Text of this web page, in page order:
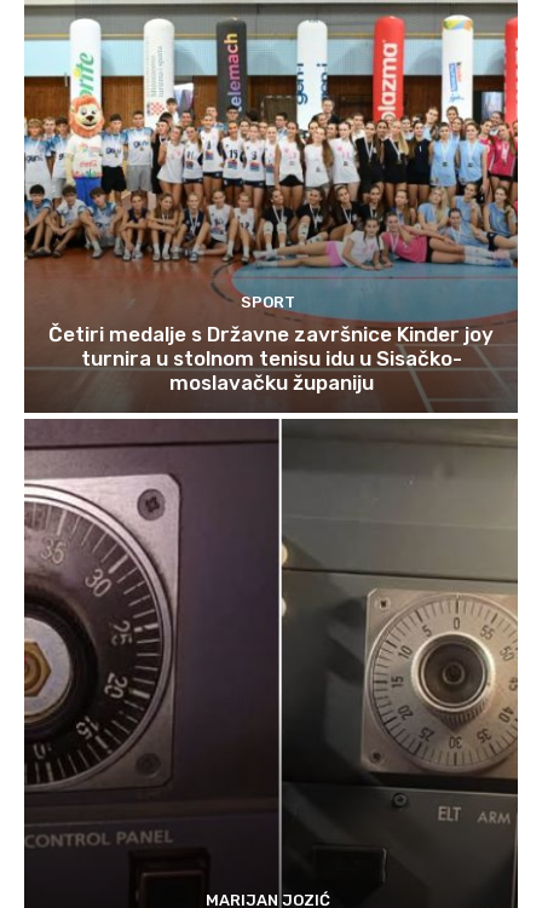
SPORT
Četiri medalje s Državne završnice Kinder joy
turnira u stolnom tenisu idu u Sisačko-
moslavačku županiju
MARIJAN JOZIĆ